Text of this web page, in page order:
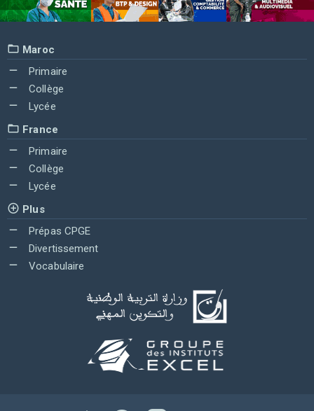
Maroc
Primaire
Collège
Lycée
France
Primaire
Collège
Lycée
Plus
Prépas CPGE
Divertissement
Vocabulaire